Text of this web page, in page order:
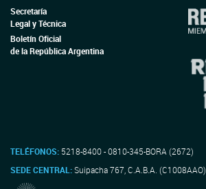
Secretaría
Legal y Técnica
Boletín Oficial
de la República Argentina
TELÉFONOS: 5218-8400 - 0810-345-BORA (2672)
SEDE CENTRAL:Suipacha 767, C.A.B.A. (C1008AAO)